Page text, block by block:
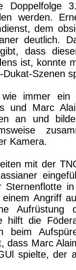
werden.
dem
deutlich.
dass
ist, konnte
Szenen
immer ein
und Marc
an und
Kamera.
mit der
in
Angriff
Aufrüstung
hilft die
beim
dass Marc
spielte, der